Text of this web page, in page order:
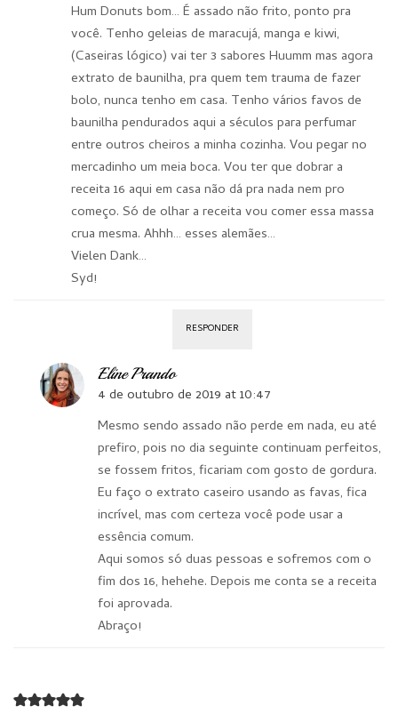
Hum Donuts bom… É assado não frito, ponto pra
você. Tenho geleias de maracujá, manga e kiwi,
(Caseiras lógico) vai ter 3 sabores Huumm mas agora
extrato de baunilha, pra quem tem trauma de fazer
bolo, nunca tenho em casa. Tenho vários favos de
baunilha pendurados aqui a séculos para perfumar
entre outros cheiros a minha cozinha. Vou pegar no
mercadinho um meia boca. Vou ter que dobrar a
receita 16 aqui em casa não dá pra nada nem pro
começo. Só de olhar a receita vou comer essa massa
crua mesma. Ahhh… esses alemães…
Vielen Dank…
Syd!
RESPONDER
Eline Prando
4 de outubro de 2019 at 10:47
Mesmo sendo assado não perde em nada, eu até
prefiro, pois no dia seguinte continuam perfeitos,
se fossem fritos, ficariam com gosto de gordura.
Eu faço o extrato caseiro usando as favas, fica
incrível, mas com certeza você pode usar a
essência comum.
Aqui somos só duas pessoas e sofremos com o
fim dos 16, hehehe. Depois me conta se a receita
foi aprovada.
Abraço!